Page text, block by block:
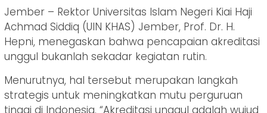
Jember – Rektor Universitas Islam Negeri Kiai Haji
Achmad Siddiq (UIN KHAS) Jember, Prof. Dr. H.
Hepni, menegaskan bahwa pencapaian akreditasi
unggul bukanlah sekadar kegiatan rutin.
Menurutnya, hal tersebut merupakan langkah
strategis untuk meningkatkan mutu perguruan
tinggi di Indonesia. “Akreditasi unggul adalah wujud